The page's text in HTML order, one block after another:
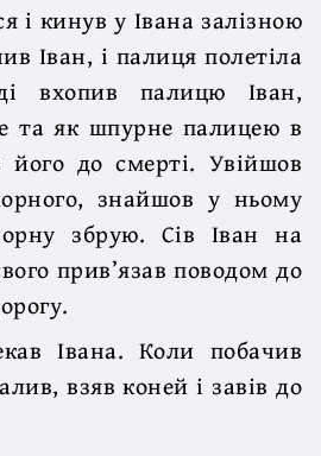
і кинув у Івана залізною
Іван, і палиця полетіла
вхопив палицю Іван,
та як шпурне палицею в
до смерті. Увійшов
знайшов у ньому
збрую. Сів Іван на
прив’язав поводом до
Івана. Коли побачив
взяв коней і завів до